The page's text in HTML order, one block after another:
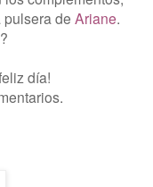
de Ariane.
día!